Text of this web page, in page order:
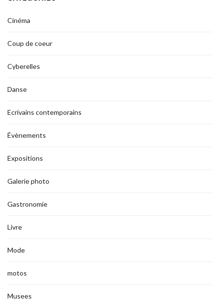
Cinéma
Coup de coeur
Cyberelles
Danse
Ecrivains contemporains
Évènements
Expositions
Galerie photo
Gastronomie
Livre
Mode
motos
Musees